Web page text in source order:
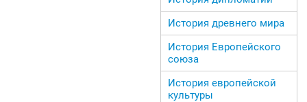
История древнего мира
История Европейского
союза
История европейской
культуры